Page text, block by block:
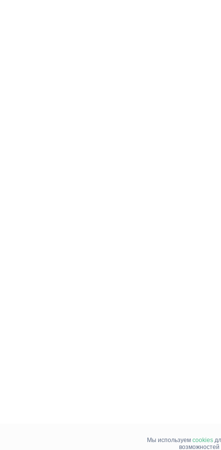
Мы используем cookies